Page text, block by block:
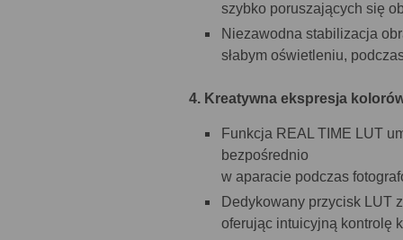
szybko poruszających się
Niezawodna stabilizacja
słabym oświetleniu,
4. Kreatywna ekspresja
Funkcja REAL TIME LUT
bezpośrednio
w aparacie podczas
Dedykowany przycisk LUT
oferując intuicyjną kontrolę